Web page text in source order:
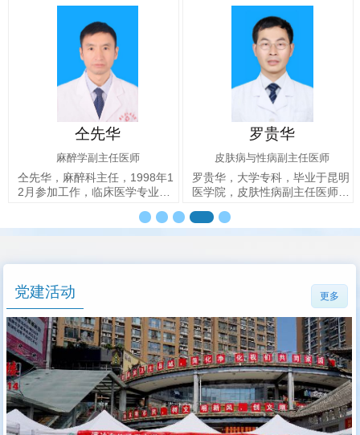
医”。擅长于中西医结合治疗中
年1
，
罗贵华
皮肤病与性病副主任医师
罗贵华，大学专科，毕业于昆明
医学院，皮肤性病副主任医师，
为云南省整形美容协会激光美容
加工作，曾在内科、儿
科、…
耿远玉
小儿内科副主任医
耿远玉，副主任医师，
任，毕业于昆明医学院
党建活动 更多